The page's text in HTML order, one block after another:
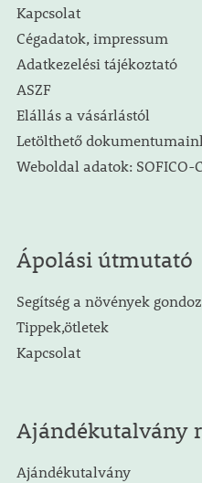
Kapcsolat
Cégadatok, impressum
Adatkezelési tájékoztató
ASZF
Elállás a vásárlástól
Letölthető
Weboldal adatok: SOFICO-
Ápolási útmutató
Segítség a növények
Tippek,ötletek
Kapcsolat
Ajándékutalvány
Ajándékutalvány